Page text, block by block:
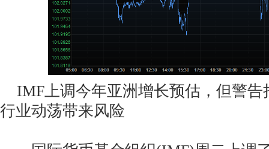
IMF上调今年亚洲增长预估，但警告
行业动荡带来风险